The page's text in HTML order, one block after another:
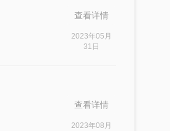
查看详情
2023年05月
31日
查看详情
2023年08月